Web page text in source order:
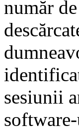
număr
sesiunii